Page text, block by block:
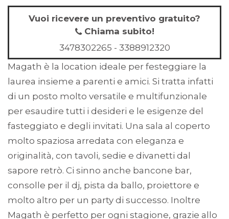
Vuoi ricevere un preventivo gratuito?
Chiama subito!
3478302265 - 3388912320
Magath è la location ideale per festeggiare la
laurea insieme a parenti e amici. Si tratta infatti
di un posto molto versatile e multifunzionale
per esaudire tutti i desideri e le esigenze del
fasteggiato e degli invitati. Una sala al coperto
molto spaziosa arredata con eleganza e
originalità, con tavoli, sedie e divanetti dal
sapore retrò. Ci sinno anche bancone bar,
consolle per il dj, pista da ballo, proiettore e
molto altro per un party di successo. Inoltre
Magath è perfetto per ogni stagione, grazie allo